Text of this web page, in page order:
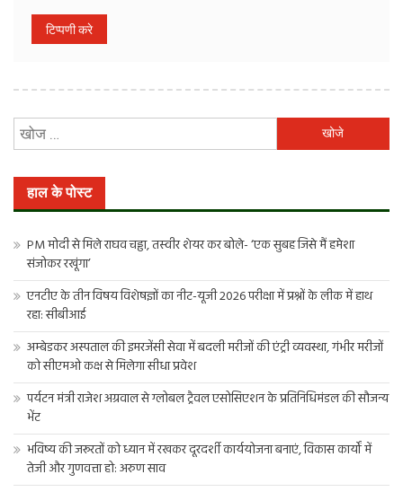
को
हाल के पोस्ट
PM मोदी से मिले राघव चड्ढा, तस्वीर शेयर कर बोले- ‘एक सुबह जिसे मैं हमेशा
संजोकर रखूंगा’
एनटीए के तीन विषय विशेषज्ञों का नीट-यूजी 2026 परीक्षा में प्रश्नों के लीक में हाथ
रहा: सीबीआई
अम्बेडकर अस्पताल की इमरजेंसी सेवा में बदली मरीजों की एंट्री व्यवस्था, गंभीर मरीजों
को सीएमओ कक्ष से मिलेगा सीधा प्रवेश
पर्यटन मंत्री राजेश अग्रवाल से ग्लोबल ट्रैवल एसोसिएशन के प्रतिनिधिमंडल की सौजन्य
भेंट
भविष्य की जरूरतों को ध्यान में रखकर दूरदर्शी कार्ययोजना बनाएं, विकास कार्यों में
तेजी और गुणवत्ता हो: अरुण साव